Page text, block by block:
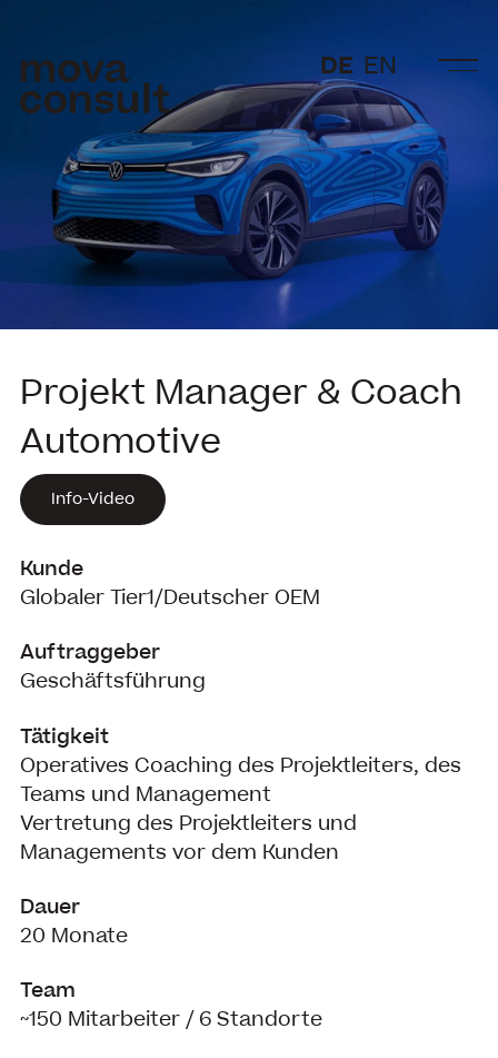
DE EN
Projekt Manager & Coach
Automotive
Info-Video
Kunde
Globaler Tier1/Deutscher OEM
Auftraggeber
Geschäftsführung
Tätigkeit
Operatives Coaching des Projektleiters, des
Teams und Management
Vertretung des Projektleiters und
Managements vor dem Kunden
Dauer
20 Monate
Team
~150 Mitarbeiter / 6 Standorte